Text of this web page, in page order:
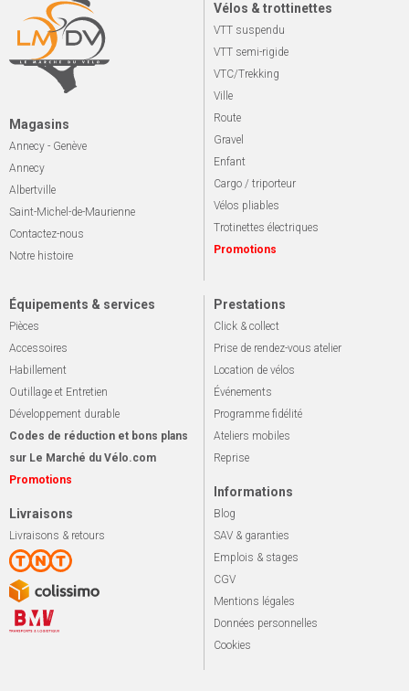
Magasins
Annecy - Genève
Annecy
Albertville
Saint-Michel-de-Maurienne
Contactez-nous
Notre histoire
Vélos & trottinettes
VTT suspendu
VTT semi-rigide
VTC/Trekking
Ville
Route
Gravel
Enfant
Cargo / triporteur
Vélos pliables
Trotinettes électriques
Promotions
Équipements & services
Pièces
Accessoires
Habillement
Outillage et Entretien
Développement durable
Codes de réduction et bons plans
sur Le Marché du Vélo.com
Promotions
Livraisons
Livraisons & retours
Prestations
Click & collect
Prise de rendez-vous atelier
Location de vélos
Événements
Programme fidélité
Ateliers mobiles
Reprise
Informations
Blog
SAV & garanties
Emplois & stages
CGV
Mentions légales
Données personnelles
Cookies